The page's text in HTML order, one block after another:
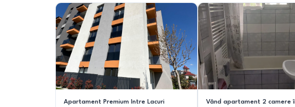
Apartament Premium Intre Lacuri
Vând apartament 2 camere